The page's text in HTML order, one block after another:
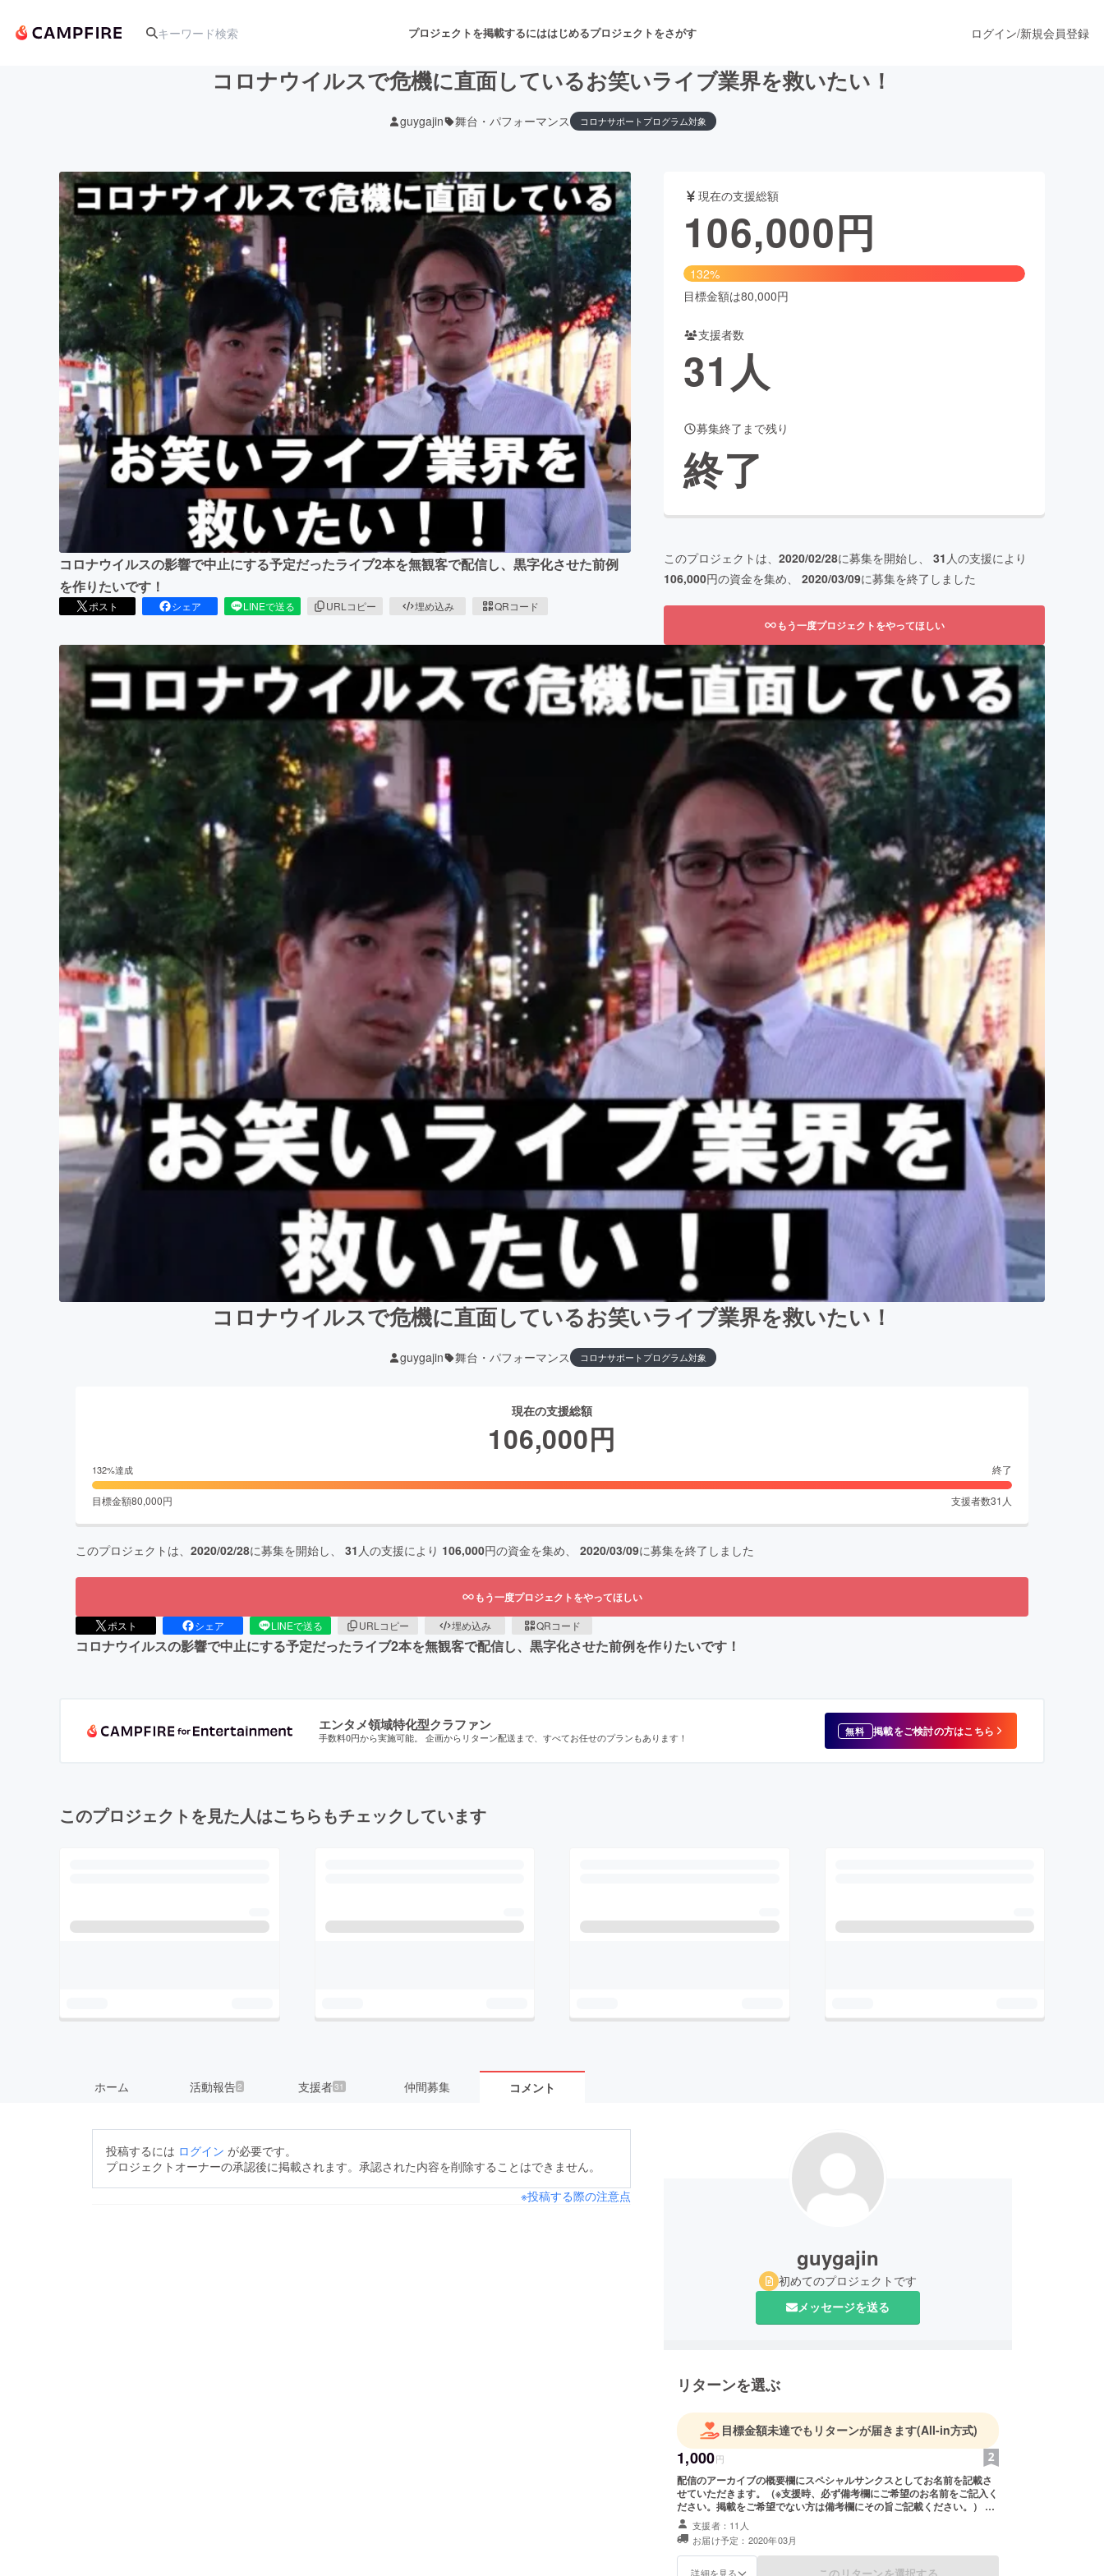
プロジェクトを掲載するにははじめるプロジェクトをさがす
アート・写真 音楽 舞台・パフォーマンス
テクノロジー・ガジェット ゲーム・サービス開発 フード・飲食店 ファッション
映像・映画 書籍・雑誌出版 アニメ・漫画
ビジネス・起業 チャレンジ ビューティー・ヘルスケア
まちづくり・地域活性化
CAMPFIRE for Social GoodCAMPFIRE Creation
CAMPFIREふるさと納税machi-yaコミュニティ
ログイン/新規会員登録
コロナウイルスで危機に直面しているお笑いライブ業界を救いたい！
guygajin 舞台・パフォーマンス コロナサポートプログラム対象
コロナウイルスの影響で中止にする予定だったライブ2本を無観客で配信し、黒字化させた前例
を作りたいです！
ポスト シェア LINEで送る URLコピー 埋め込み QRコード
現在の支援総額
106,000円
132%
目標金額は80,000円
支援者数
31 人
募集終了まで残り
終了
このプロジェクトは、 2020/02/28に募集を開始し、 31 人の支援により
106,000円の資金を集め、 2020/03/09に募集を終了しました
もう一度プロジェクトをやってほしい
コロナウイルスで危機に直面しているお笑いライブ業界を救いたい！
guygajin 舞台・パフォーマンス コロナサポートプログラム対象
現在の支援総額
106,000円
132%達成 終了
目標金額80,000円 支援者数31 人
このプロジェクトは、 2020/02/28に募集を開始し、 31 人の支援により 106,000円の資金を集め、 2020/03/09に募集を終了しました
もう一度プロジェクトをやってほしい
ポスト シェア LINEで送る URLコピー 埋め込み QRコード
コロナウイルスの影響で中止にする予定だったライブ2本を無観客で配信し、黒字化させた前例を作りたいです！
エンタメ領域特化型クラファン
手数料0円から実施可能。 企画からリターン配送まで、すべてお任せのプランもあります！ 無料 掲載をご検討の方はこちら
このプロジェクトを見た人はこちらもチェックしています
ホーム 活動報告2 支援者31 仲間募集 コメント
投稿するには ログイン が必要です。
プロジェクトオーナーの承認後に掲載されます。承認された内容を削除することはできません。
※投稿する際の注意点
guygajin
初めてのプロジェクトです
メッセージを送る
リターンを選ぶ
目標金額未達でもリターンが届きます(All-in方式)
1,000円
配信のアーカイブの概要欄にスペシャルサンクスとしてお名前を記載さ
せていただきます。（※支援時、必ず備考欄にご希望のお名前をご記入く
ださい。掲載をご希望でない方は備考欄にその旨ご記載ください。） ま
た、終演後一週間ご覧いただけるアーカイブのURLをご送付させていた
だきます。（3月7日、3月8日いずれもご視聴いただけます） ライブの通
常料金程度のご支援をしてくださる方はこちらをお願いいたします。
支援者：11人
お届け予定：2020年03月
詳細を見る このリターンを選択する